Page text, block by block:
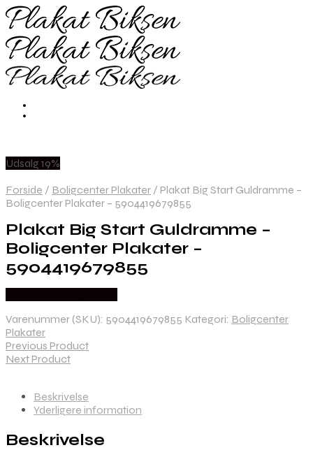
Udsalg 19%
Forside / Boligcenter Plakater / Plakat Big Start Guldramme –
Boligcenter Plakater – 5904419679855
Plakat Big Start Guldramme –
Boligcenter Plakater –
5904419679855
Varenummer (SKU): 5904419679855 Kategori: Boligcenter
Plakater
Previous Product
Next Product
Beskrivelse
Yderligere information
Beskrivelse